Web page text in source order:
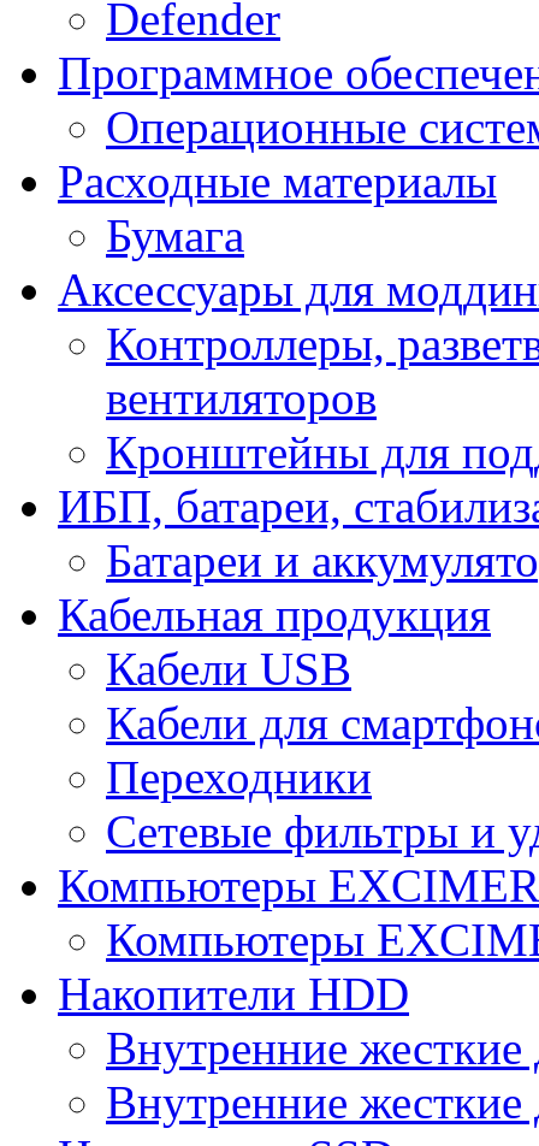
Defender
Программное
Операционные
Расходные материалы
Бумага
Аксессуары для
Контроллеры,
вентиляторов
Кронштейны для
ИБП, батареи,
Батареи и
Кабельная продукция
Кабели USB
Кабели для
Переходники
Сетевые фильтры и
Компьютеры
Компьютеры
Накопители HDD
Внутренние
Внутренние